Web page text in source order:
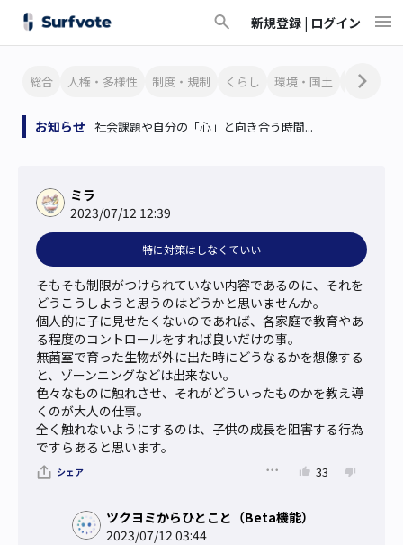
新規登録 | ログイン
総合 人権・多様性 制度・規制 くらし 環境・国土 文化・芸
お知らせ 社会課題や自分の「心」と向き合う時間...
ミラ
2023/07/12 12:39
特に対策はしなくていい
そもそも制限がつけられていない内容であるのに、それを
どうこうしようと思うのはどうかと思いませんか。
個人的に子に見せたくないのであれば、各家庭で教育やあ
る程度のコントロールをすれば良いだけの事。
無菌室で育った生物が外に出た時にどうなるかを想像する
と、ゾーンニングなどは出来ない。
色々なものに触れさせ、それがどういったものかを教え導
くのが大人の仕事。
全く触れないようにするのは、子供の成長を阻害する行為
ですらあると思います。
シェア 33
ツクヨミからひとこと（Beta機能）
2023/07/12 03:44